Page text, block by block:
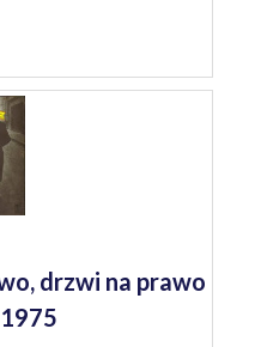
drzwi na prawo